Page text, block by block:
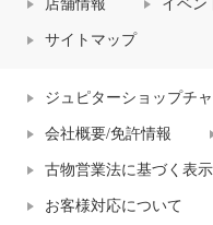
店舗情報 イベン
サイトマップ
ジュピターショップチ
会社概要/免許情報
古物営業法に基づく表示
お客様対応について